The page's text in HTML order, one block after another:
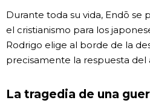
Durante toda su vida, Endō se
el cristianismo para los
Rodrigo elige al borde de la
precisamente la respuesta del
La tragedia de una